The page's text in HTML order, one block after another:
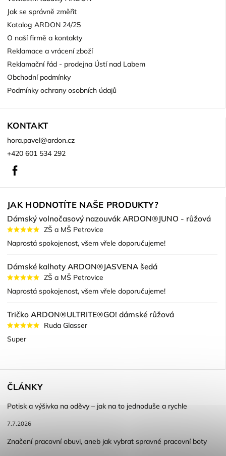
Jak se správně změřit
Katalog ARDON 24/25
O naší firmě a kontakty
Reklamace a vrácení zboží
Reklamační řád - prodejna Ústí nad Labem
Obchodní podmínky
Podmínky ochrany osobních údajů
KONTAKT
hora.pavel@ardon.cz
+420 601 534 292
JAK HODNOTÍTE NAŠE PRODUKTY?
Dámský volnočasový nazouvák ARDON®JUNO - růžová
ZŠ a MŠ Petrovice
Naprostá spokojenost, všem vřele doporučujeme!
Dámské kalhoty ARDON®JASVENA šedá
ZŠ a MŠ Petrovice
Naprostá spokojenost, všem vřele doporučujeme!
Tričko ARDON®ULTRITE®GO! dámské růžová
Ruda Glasser
Super
ČLÁNKY
Potisk a výšivka na oděvy – jak na to jednoduše a rychle
7.7.2026
Značení pracovní obuvi, aneb jak vybrat spravné pracovní boty